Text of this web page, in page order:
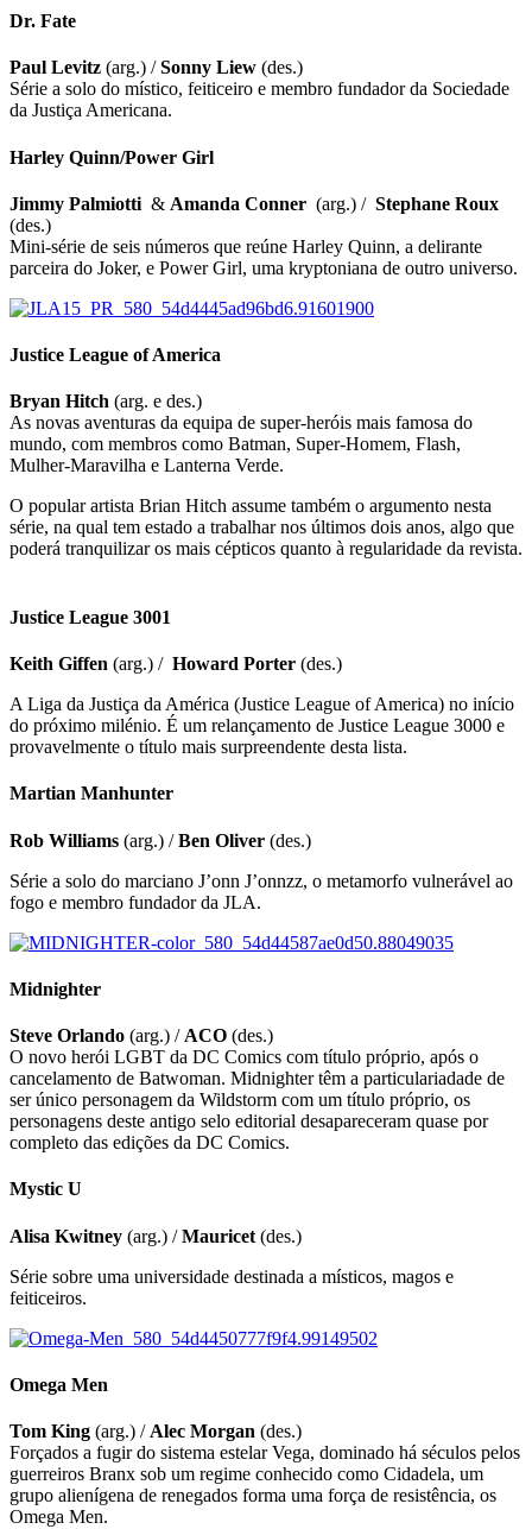
Dr. Fate
Paul Levitz (arg.) /Sonny Liew (des.)
Série a solo do místico, feiticeiro e membro fundador da Sociedade
da Justiça Americana.
Harley Quinn/Power Girl
Jimmy Palmiotti & Amanda Conner (arg.) / Stephane Roux
(des.)
Mini-série de seis números que reúne Harley Quinn, a delirante
parceira do Joker, e Power Girl, uma kryptoniana de outro universo.
Justice League of America
Bryan Hitch (arg. e des.)
As novas aventuras da equipa de super-heróis mais famosa do
mundo, com membros como Batman, Super-Homem, Flash,
Mulher-Maravilha e Lanterna Verde.
O popular artista Brian Hitch assume também o argumento nesta
série, na qual tem estado a trabalhar nos últimos dois anos, algo que
poderá tranquilizar os mais cépticos quanto à regularidade da revista.
Justice League 3001
Keith Giffen (arg.) / Howard Porter (des.)
A Liga da Justiça da América (Justice League of America) no início
do próximo milénio. É um relançamento de Justice League 3000 e
provavelmente o título mais surpreendente desta lista.
Martian Manhunter
Rob Williams (arg.) /Ben Oliver (des.)
Série a solo do marciano J’onn J’onnzz, o metamorfo vulnerável ao
fogo e membro fundador da JLA.
Midnighter
Steve Orlando (arg.) / ACO (des.)
O novo herói LGBT da DC Comics com título próprio, após o
cancelamento de Batwoman. Midnighter têm a particulariadade de
ser único personagem da Wildstorm com um título próprio, os
personagens deste antigo selo editorial desapareceram quase por
completo das edições da DC Comics.
Mystic U
Alisa Kwitney (arg.) /Mauricet (des.)
Série sobre uma universidade destinada a místicos, magos e
feiticeiros.
Omega Men
Tom King (arg.) / Alec Morgan (des.)
Forçados a fugir do sistema estelar Vega, dominado há séculos pelos
guerreiros Branx sob um regime conhecido como Cidadela, um
grupo alienígena de renegados forma uma força de resistência, os
Omega Men.